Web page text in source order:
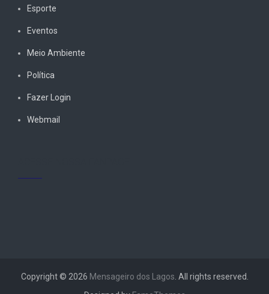
Esporte
Eventos
Meio Ambiente
Política
Fazer Login
Webmail
Copyright © 2026 Mensageiro dos Lagos. All rights reserved.